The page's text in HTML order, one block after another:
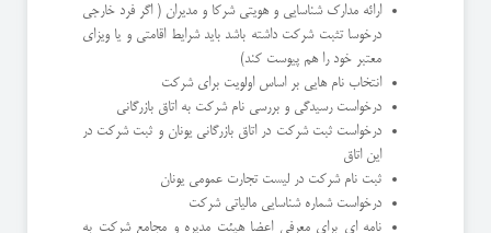
ارائه مدارک شناسایی و هویتی شرکا و مدیران ( اگر فرد خارجی
درخوسا تثبت شرکت داشته باشد باید شرایط اقامتی و یا ویزای
معتبر خود را هم پیوست کند)
انتخاب نام هایی بر اساس اولویت برای شرکت
درخواست رسیدگی و بررسی نام شرکت به اتاق بازرگانی
درخواست ثبت شرکت در اتاق بازرگانی یونان و ثبت شرکت در
این اتاق
ثبت نام شرکت در لیست تجارت عمومی یونان
درخواست شماره شناسایی مالیاتی شرکت
نامه ای برای معرفی اعضا هیئت مدیره و مجامع شرکت به